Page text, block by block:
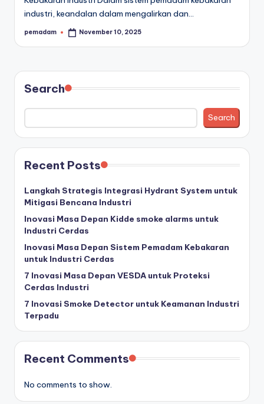
industri, keandalan dalam mengalirkan dan…
Posted
pemadam November 10, 2025
Search
Search
Recent Posts
Langkah Strategis Integrasi Hydrant System untuk
Mitigasi Bencana Industri
Inovasi Masa Depan Kidde smoke alarms untuk
Industri Cerdas
Inovasi Masa Depan Sistem Pemadam Kebakaran
untuk Industri Cerdas
7 Inovasi Masa Depan VESDA untuk Proteksi
Cerdas Industri
7 Inovasi Smoke Detector untuk Keamanan Industri
Terpadu
Recent Comments
No comments to show.